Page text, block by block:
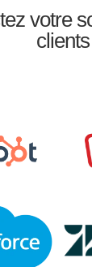
votre
clients